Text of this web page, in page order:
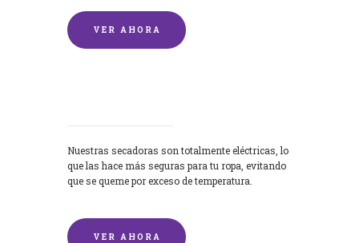
VER AHORA
Nuestras secadoras son totalmente eléctricas, lo
que las hace más seguras para tu ropa, evitando
que se queme por exceso de temperatura.
VER AHORA